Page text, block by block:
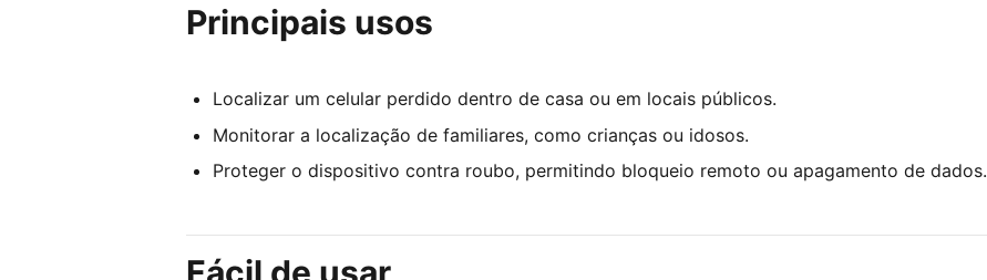
Principais usos
Localizar um celular perdido dentro de casa ou em locais públicos.
Monitorar a localização de familiares, como crianças ou idosos.
Proteger o dispositivo contra roubo, permitindo bloqueio remoto ou apagamento de dados.